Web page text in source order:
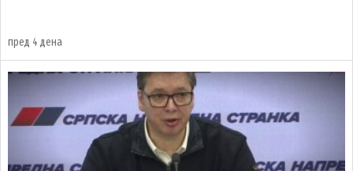
пред 4 дена